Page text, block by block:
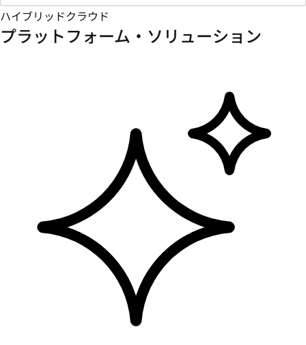
ハイブリッドクラウド
プラットフォーム・ソリューション